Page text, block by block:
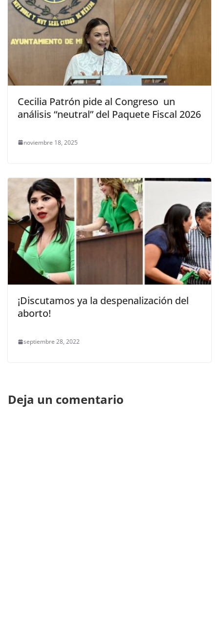
Cecilia Patrón pide al Congreso un
análisis “neutral” del Paquete Fiscal 2026
noviembre 18, 2025
¡Discutamos ya la despenalización del
aborto!
septiembre 28, 2022
Deja un comentario